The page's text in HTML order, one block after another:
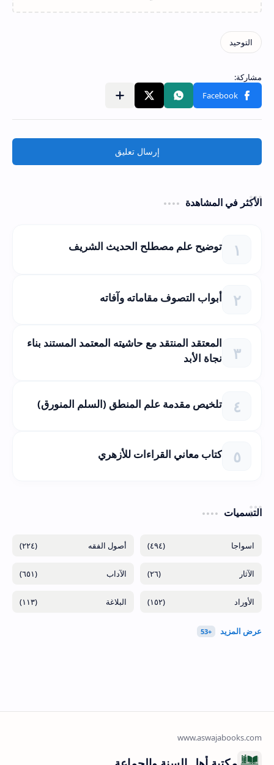
إرسال تعليق
الأكثر في المشاهدة
توضيح علم مصطلح الحديث الشريف
أبواب التصوف مقاماته وآفاته
المعتقد المنتقد مع حاشيته المعتمد المستند بناء
نجاة الأبد
تلخيص مقدمة علم المنطق (السلم المنورق)
كتاب معاني القراءات للأزهري
التسميات
(٤٩٤) (٢٢٤)
(٢٦) (٦٥١)
(١٥٢) (١١٣)